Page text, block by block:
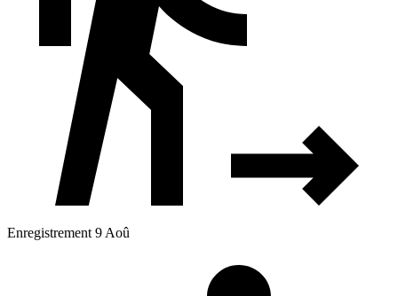
Enregistrement 9 Aoû